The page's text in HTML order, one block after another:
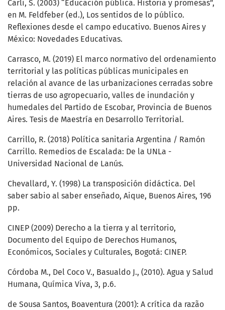
Carli, S. (2003) “Educación pública. Historia y promesas”,
en M. Feldfeber (ed.), Los sentidos de lo público.
Reflexiones desde el campo educativo. Buenos Aires y
México: Novedades Educativas.
Carrasco, M. (2019) El marco normativo del ordenamiento
territorial y las políticas públicas municipales en
relación al avance de las urbanizaciones cerradas sobre
tierras de uso agropecuario, valles de inundación y
humedales del Partido de Escobar, Provincia de Buenos
Aires. Tesis de Maestría en Desarrollo Territorial.
Carrillo, R. (2018) Política sanitaria Argentina / Ramón
Carrillo. Remedios de Escalada: De la UNLa -
Universidad Nacional de Lanús.
Chevallard, Y. (1998) La transposición didáctica. Del
saber sabio al saber enseñado, Aique, Buenos Aires, 196
pp.
CINEP (2009) Derecho a la tierra y al territorio,
Documento del Equipo de Derechos Humanos,
Económicos, Sociales y Culturales, Bogotá: CINEP.
Córdoba M., Del Coco V., Basualdo J., (2010). Agua y Salud
Humana, Química Viva, 3, p.6.
de Sousa Santos, Boaventura (2001): A crítica da razão